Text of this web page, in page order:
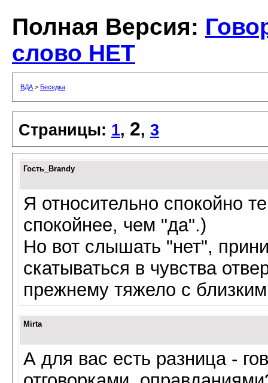
Полная Версия:
слово НЕТ
ВДА > Беседка
Страницы: 1, 2, 3
Гость_Brandy
Я относительно спокойно
спокойнее, чем "да".)
Но вот слышать "нет",
скатываться в чувства
прежнему тяжело с
Mirta
А для вас есть разница -